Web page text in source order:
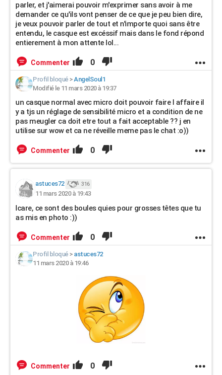
parler, et j'aimerai pouvoir m'exprimer sans avoir à me
demander ce qu'ils vont penser de ce que je peu bien dire,
je veux pouvoir parler de tout et n'importe quoi sans être
entendu, le casque est excéssif mais dans le fond répond
entierement à mon attente lol...
Commenter 0
Profil bloqué>AngelSoul1
Modifié le 11 mars 2020 à 19:37
un casque normal avec micro doit pouvoir faire l affaire il
y a tjs un réglage de sensibilité micro et a condition de ne
pas meugler ca doit etre tout a fait acceptable ?? j en
utilise sur wow et ca ne réveille meme pas le chat :o))
Commenter 0
astuces72 316
11 mars 2020 à 19:43
Icare, ce sont des boules quies pour grosses têtes que tu
as mis en photo :))
Commenter 0
Profil bloqué> astuces72
11 mars 2020 à 19:46
Commenter 0